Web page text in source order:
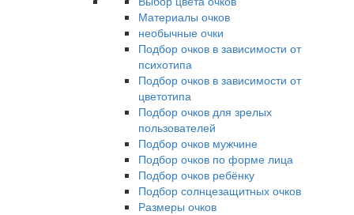
Материалы очков
необычные очки
Подбор очков в зависимости от
психотипа
Подбор очков в зависимости от
цветотипа
Подбор очков для зрелых
пользователей
Подбор очков мужчине
Подбор очков по форме лица
Подбор очков ребёнку
Подбор солнцезащитных очков
Размеры очков